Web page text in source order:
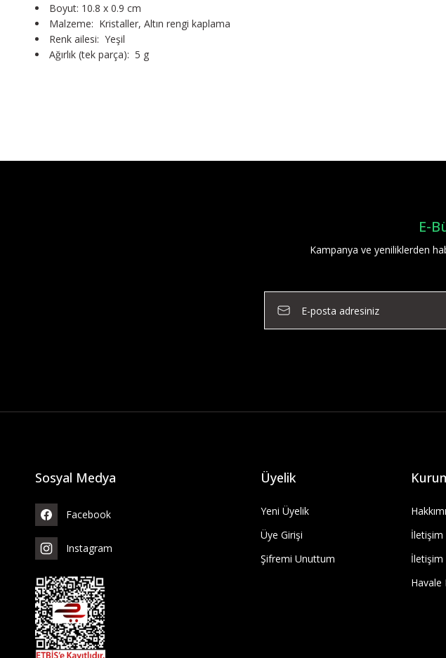
Boyut: 10.8 x 0.9 cm
Malzeme: Kristaller, Altın rengi kaplama
Renk ailesi: Yeşil
Ağırlık (tek parça): 5 g
E-
Kampanya ve yeniliklerden
Sosyal Medya
Facebook
Instagram
Üyelik
Yeni Üyelik
Üye Girişi
Şifremi Unuttum
İletişim
Havale